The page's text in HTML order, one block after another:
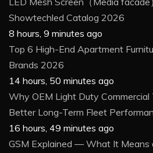
Showtechled Catalog 2026
8 hours, 9 minutes ago
Top 6 High-End Apartment
Brands 2026
14 hours, 50 minutes ago
Why OEM Light Duty Commercial
Better Long-Term Fleet
16 hours, 49 minutes ago
GSM Explained — What It